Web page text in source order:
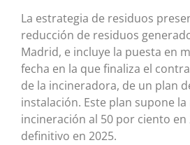
La estrategia de residuos
reducción de residuos
Madrid, e incluye la puesta en
fecha en la que finaliza el
de la incineradora, de un plan
instalación. Este plan supone
incineración al 50 por ciento en
definitivo en 2025.